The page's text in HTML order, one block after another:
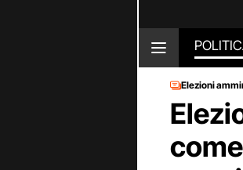
Elezioni